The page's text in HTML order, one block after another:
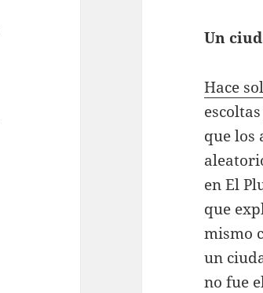
Un
Hace
que los
en El
que
mismo
un
no fue